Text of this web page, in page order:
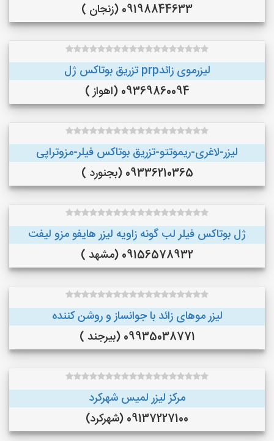
09198844633 (زنجان )
لیزرموی زائدprp تزریق بوتاکس ژل
09369860094 (اهواز )
لیزر-لاغری-ریموتتو-تزریق بوتاکس فیلر-مزوتراپی
09336210365 (بجنورد )
ژل بوتاکس فیلر لب گونه زاویه لیزر هایفو مزو لیفت
09156578932 (مشهد )
لیزر موهای زائد با جوانساز و روشن کننده
09935038771 (بیرجند )
مرکز لیزر لمیس شهرکرد
09137227100 (شهرکرد)